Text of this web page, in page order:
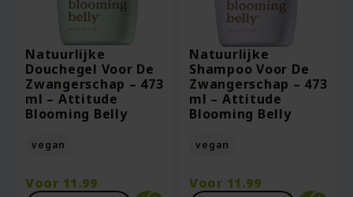
Natuurlijke
Douchegel Voor De
Zwangerschap – 473
ml – Attitude
Blooming Belly
vegan
Voor 11.99
Natuurlijke
Shampoo Voor De
Zwangerschap – 473
ml – Attitude
Blooming Belly
vegan
Voor 11.99